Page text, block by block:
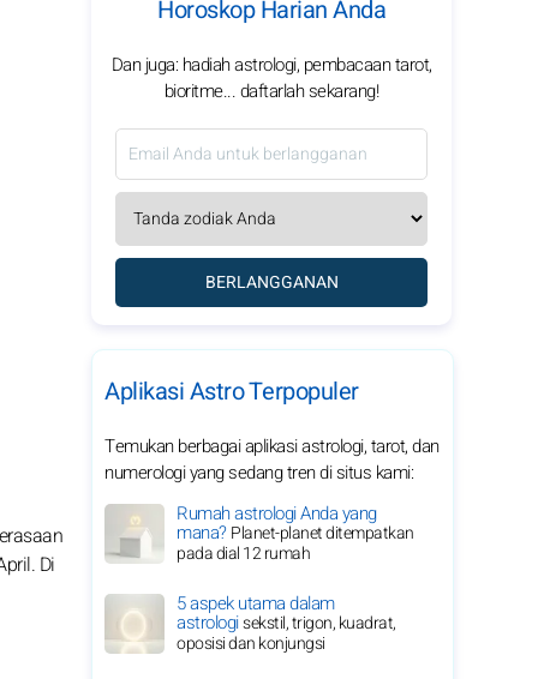
Di
Horoskop Harian Anda
Dan juga: hadiah astrologi, pembacaan tarot,
bioritme... daftarlah sekarang!
BERLANGGANAN
Aplikasi Astro Terpopuler
Temukan berbagai aplikasi astrologi, tarot, dan
numerologi yang sedang tren di situs kami:
Rumah astrologi Anda yang
mana?Planet-planet ditempatkan
pada dial 12 rumah
5 aspek utama dalam
astrologisekstil, trigon, kuadrat,
oposisi dan konjungsi